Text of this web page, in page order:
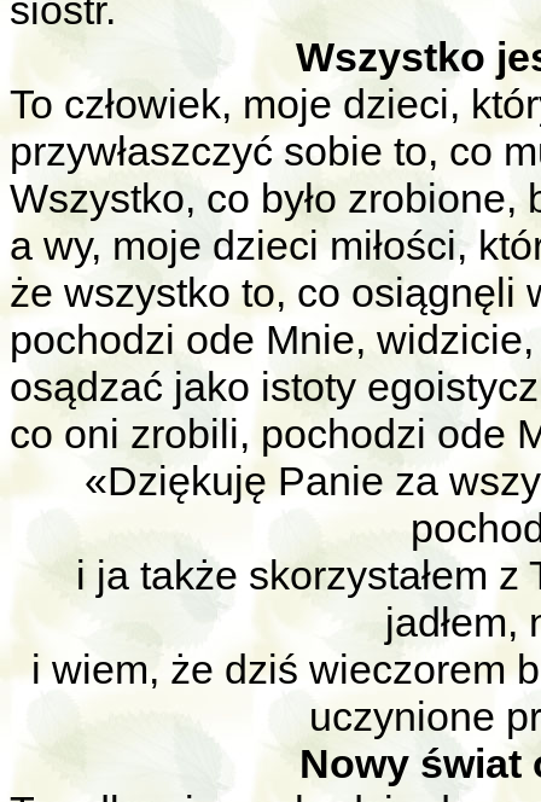
sióstr.
Wszystko
To człowiek, moje dzieci,
przywłaszczyć sobie to, co
Wszystko, co było zrobione,
a wy, moje dzieci miłości,
że wszystko to, co osiągnęli
pochodzi ode Mnie,
osądzać jako istoty
co oni zrobili, pochodzi ode
«Dziękuję Panie za
i ja także skorzystałem
jadłem,
i wiem, że dziś wieczorem
uczynione
Nowy świat